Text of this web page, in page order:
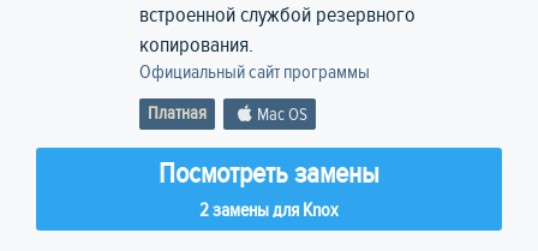
встроенной службой резервного
копирования.
Официальный сайт программы
Платная Mac OS
Посмотреть замены
2 замены для Knox